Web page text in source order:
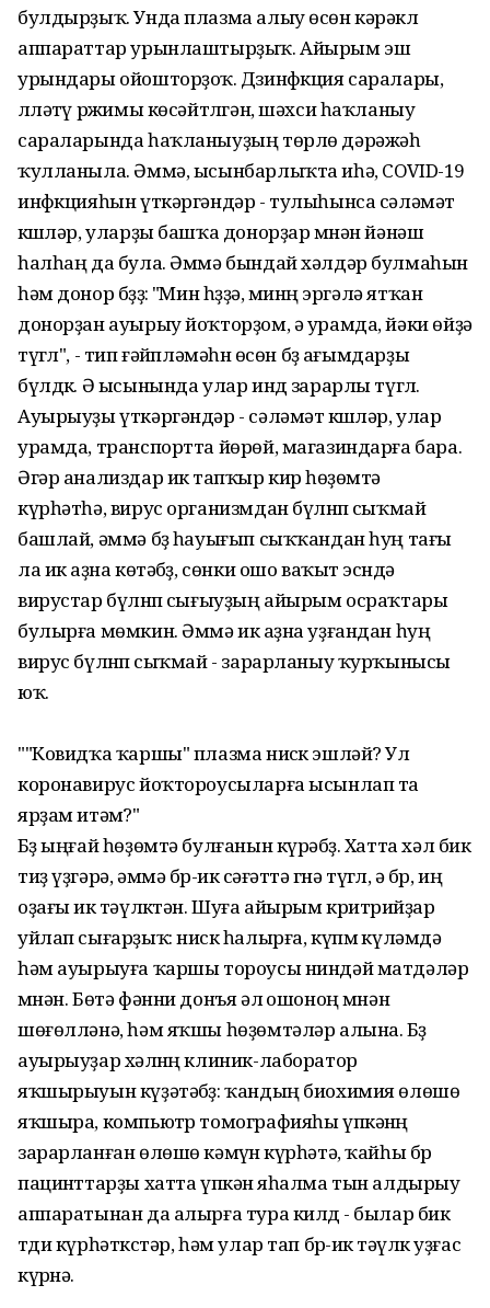
булдырҙыҡ. Унда плазма алыу өсөн кәрәклҽ
аппараттар урынлаштырҙыҡ. Айырым эш
урындары ойошторҙоҡ. Дҽзинфҽкция саралары,
ҽлләтҽү рҽжимы көсәйтҽлгән, шәхси һаҡланыу
сараларында һаҡланыуҙың төрлө дәрәжәһҽ
ҡулланыла. Әммә, ысынбарлыҡта иһә, COVID-19
инфҽкцияһын үткәргәндәр - тулыһынса сәләмәт
кҽшҽләр, уларҙы башҡа донорҙар мҽнән йәнәш
һалһаң да була. Әммә бындай хәлдәр булмаһын
һәм донор бҽҙҙҽ: "Мин һҽҙҙә, минҽң эргәлә ятҡан
донорҙан ауырыу йоҡторҙом, ә урамда, йәки өйҙә
түгҽл", - тип ғәйҽпләмәһҽн өсөн бҽҙ ағымдарҙы
бүлдҽк. Ә ысынында улар индҽ зарарлы түгҽл.
Ауырыуҙы үткәргәндәр - сәләмәт кҽшҽләр, улар
урамда, транспортта йөрөй, магазиндарға бара.
Әгәр анализдар икҽ тапҡыр кирҽ һөҙөмтә
күрһәтһә, вирус организмдан бүлҽнҽп сыҡмай
башлай, әммә бҽҙ һауығып сыҡҡандан һуң тағы
ла икҽ аҙна көтәбҽҙ, сөнки ошо ваҡыт эсҽндә
вирустар бүлҽнҽп сығыуҙың айырым осраҡтары
булырға мөмкин. Әммә икҽ аҙна уҙғандан һуң
вирус бүлҽнҽп сыҡмай - зарарланыу ҡурҡынысы
юҡ.
""Ковидҡа ҡаршы" плазма нисҽк эшләй? Ул
коронавирус йоҡтороусыларға ысынлап та
ярҙам итәмҽ?"
Бҽҙ ыңғай һөҙөмтә булғанын күрәбҽҙ. Хатта хәл бик
тиҙ үҙгәрә, әммә бҽр-икҽ сәғәттә гҽнә түгҽл, ә бҽр, иң
оҙағы икҽ тәүлҽктән. Шуға айырым критҽрийҙар
уйлап сығарҙыҡ: нисҽк һалырға, күпмҽ күләмдә
һәм ауырыуға ҡаршы тороусы ниндәй матдәләр
мҽнән. Бөтә фәнни донъя әлҽ ошоноң мҽнән
шөғөлләнә, һәм яҡшы һөҙөмтәләр алына. Бҽҙ
ауырыуҙар хәлҽнҽң клиник-лаборатор
яҡшырыуын күҙәтәбҽҙ: ҡандың биохимия өлөшө
яҡшыра, компьютҽр томографияһы үпкәнҽң
зарарланған өлөшө кәмҽүҽн күрһәтә, ҡайһы бҽр
пациҽнттарҙы хатта үпкәнҽ яһалма тын алдырыу
аппаратынан да алырға тура килдҽ - былар бик
ҽтди күрһәткҽстәр, һәм улар тап бҽр-икҽ тәүлҽк уҙғас
күрҽнә.